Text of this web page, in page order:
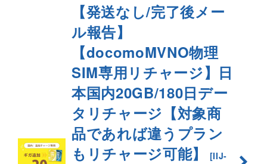
【発送なし/完了後メー
ル報告】
【docomoMVNO物理
SIM専用リチャージ】日
本国内20GB/180日デー
タリチャージ【対象商
品であれば違うプラン
もリチャージ可能】
[IIJ-